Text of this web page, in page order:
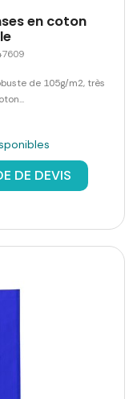
en coton
de 105g/m2, très
DE DEVIS